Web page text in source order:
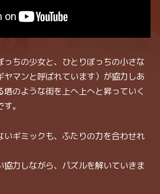
っちの少女と、ひとりぼっちの小さな
マンと呼ばれています）が協力しあ
のような街を上へ上へと昇っていく
。
いギミックも、ふたりの力を合わせれ
力しながら、パズルを解いていきま